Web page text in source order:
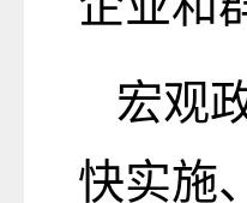
宏观
快实施